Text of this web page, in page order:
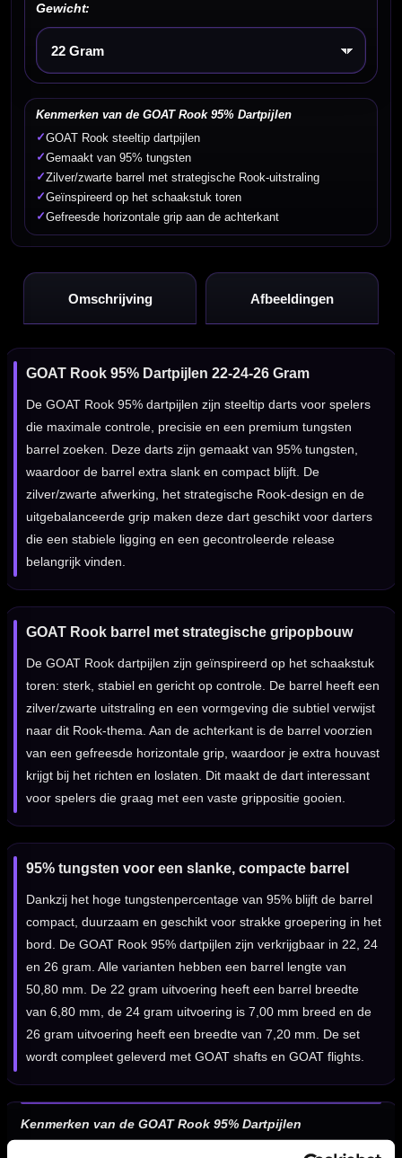
Gewicht:
Kies een optie
Kenmerken van de GOAT Rook 95% Dartpijlen
✓GOAT Rook steeltip dartpijlen
✓Gemaakt van 95% tungsten
✓Zilver/zwarte barrel met strategische Rook-uitstraling
✓Geïnspireerd op het schaakstuk toren
✓Gefreesde horizontale grip aan de achterkant
Omschrijving Afbeeldingen
GOAT Rook 95% Dartpijlen 22-24-26 Gram
De GOAT Rook 95% dartpijlen zijn steeltip darts voor spelers
die maximale controle, precisie en een premium tungsten
barrel zoeken. Deze darts zijn gemaakt van 95% tungsten,
waardoor de barrel extra slank en compact blijft. De
zilver/zwarte afwerking, het strategische Rook-design en de
uitgebalanceerde grip maken deze dart geschikt voor darters
die een stabiele ligging en een gecontroleerde release
belangrijk vinden.
GOAT Rook barrel met strategische gripopbouw
De GOAT Rook dartpijlen zijn geïnspireerd op het schaakstuk
toren: sterk, stabiel en gericht op controle. De barrel heeft een
zilver/zwarte uitstraling en een vormgeving die subtiel verwijst
naar dit Rook-thema. Aan de achterkant is de barrel voorzien
van een gefreesde horizontale grip, waardoor je extra houvast
krijgt bij het richten en loslaten. Dit maakt de dart interessant
voor spelers die graag met een vaste grippositie gooien.
95% tungsten voor een slanke, compacte barrel
Dankzij het hoge tungstenpercentage van 95% blijft de barrel
compact, duurzaam en geschikt voor strakke groepering in het
bord. De GOAT Rook 95% dartpijlen zijn verkrijgbaar in 22, 24
en 26 gram. Alle varianten hebben een barrel lengte van
50,80 mm. De 22 gram uitvoering heeft een barrel breedte
van 6,80 mm, de 24 gram uitvoering is 7,00 mm breed en de
26 gram uitvoering heeft een breedte van 7,20 mm. De set
wordt compleet geleverd met GOAT shafts en GOAT flights.
Kenmerken van de GOAT Rook 95% Dartpijlen